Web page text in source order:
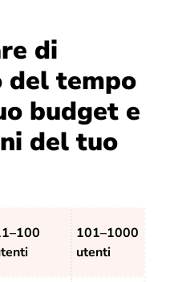
di
del tempo
budget e
del tuo
101–1000
utenti